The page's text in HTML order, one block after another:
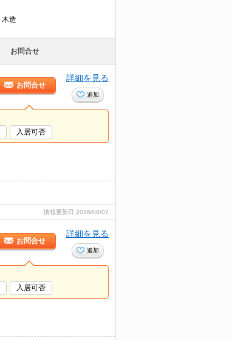
木造
お問合せ
お問合せ
詳細を見る
追加
入居可否
情報更新日 2026/08/07
お問合せ
詳細を見る
追加
入居可否